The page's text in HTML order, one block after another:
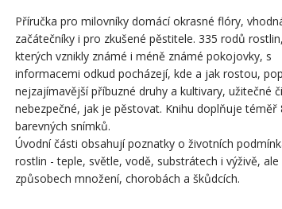
Příručka pro milovníky domácí okrasné flóry,
začátečníky i pro zkušené pěstitele. 335 rodů
kterých vznikly známé i méně známé pokojovky, s
informacemi odkud pocházejí, kde a jak rostou,
nejzajímavější příbuzné druhy a kultivary, užitečné či
nebezpečné, jak je pěstovat. Knihu doplňuje téměř
barevných snímků.
Úvodní části obsahují poznatky o životních
rostlin - teple, světle, vodě, substrátech i výživě, ale
způsobech množení, chorobách a škůdcích.